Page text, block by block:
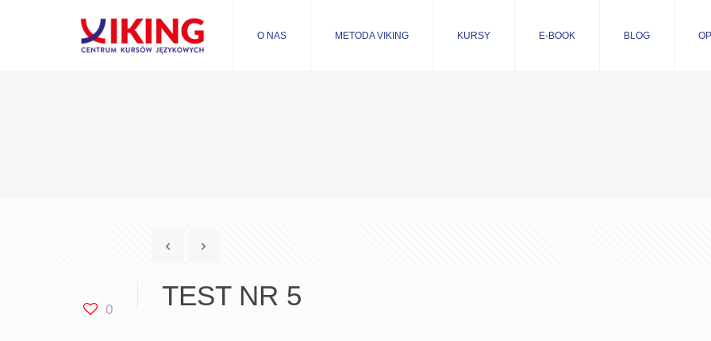
O NAS METODA VIKING KURSY E-BOOK BLOG
0 TEST NR 5